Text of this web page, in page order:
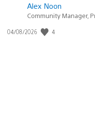
Alex Noon
Community Manager,
Date
04/08/2026 4